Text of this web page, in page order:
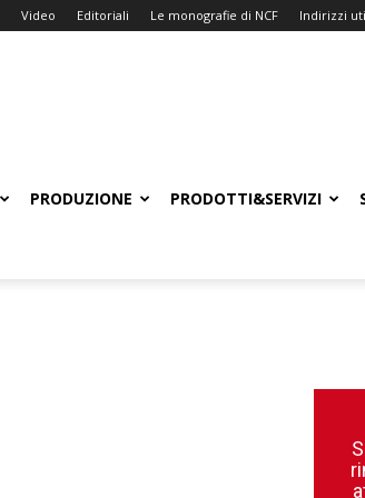
Video Editoriali Le monografie di NCF Indirizzi
PRODUZIONE PRODOTTI&SERVIZI